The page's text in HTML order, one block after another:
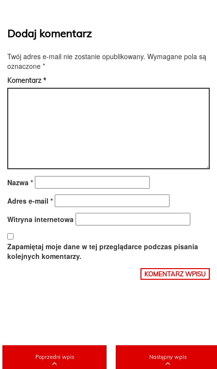
Dodaj komentarz
Twój adres e-mail nie zostanie opublikowany. Wymagane pola są
oznaczone *
Komentarz*
Nazwa *
Adres e-mail *
Witryna internetowa
Zapamiętaj moje dane w tej przeglądarce podczas pisania
kolejnych komentarzy.
Poprzedni wpis Następny wpis